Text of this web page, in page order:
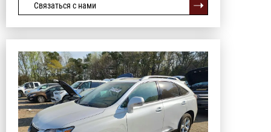
Связаться с нами